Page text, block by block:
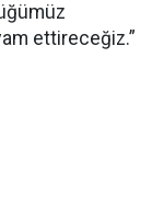
ettireceğiz.”